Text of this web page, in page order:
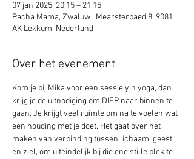
07 jan 2025, 20:15 – 21:15
Pacha Mama, Zwaluw , Mearsterpaed 8, 9081
AK Lekkum, Nederland
Over het evenement
Kom je bij Mika voor een sessie yin yoga, dan
krijg je de uitnodiging om DIEP naar binnen te
gaan. Je krijgt veel ruimte om na te voelen wat
een houding met je doet. Het gaat over het
maken van verbinding tussen lichaam, geest
en ziel, om uiteindelijk bij die ene stille plek te